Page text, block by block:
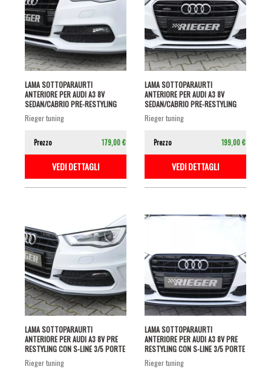
LAMA SOTTOPARAURTI
ANTERIORE PER AUDI A3 8V
SEDAN/CABRIO PRE-RESTYLING
CON S-LINE NERO...
rieger tuning
Prezzo 179,00 €
VEDI DETTAGLI
LAMA SOTTOPARAURTI
ANTERIORE PER AUDI A3 8V
SEDAN/CABRIO PRE-RESTYLING
CON S-LINE NERO...
rieger tuning
Prezzo 199,00 €
VEDI DETTAGLI
LAMA SOTTOPARAURTI
ANTERIORE PER AUDI A3 8V PRE
RESTYLING CON S-LINE 3/5 PORTE
NERO...
rieger tuning
LAMA SOTTOPARAURTI
ANTERIORE PER AUDI A3 8V PRE
RESTYLING CON S-LINE 3/5 PORTE
NERO...
rieger tuning